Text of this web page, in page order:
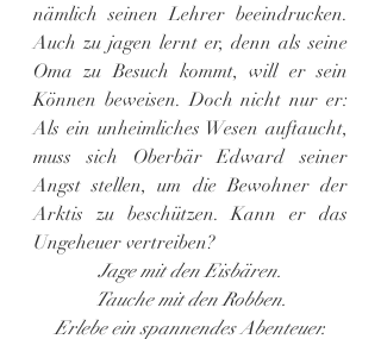
nämlich seinen Lehrer beeindrucken.
Auch zu jagen lernt er, denn als seine
Oma zu Besuch kommt, will er sein
Können beweisen. Doch nicht nur er:
Als ein unheimliches Wesen auftaucht,
muss sich Oberbär Edward seiner
Angst stellen, um die Bewohner der
Arktis zu beschützen. Kann er das
Ungeheuer vertreiben?
Jage mit den Eisbären.
Tauche mit den Robben.
Erlebe ein spannendes Abenteuer.